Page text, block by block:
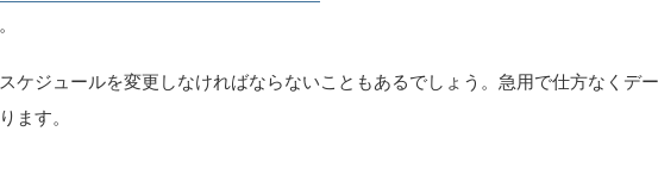
ケジュールを変更しなければならないこともあるでしょう。急用で仕方なくデー
ます。